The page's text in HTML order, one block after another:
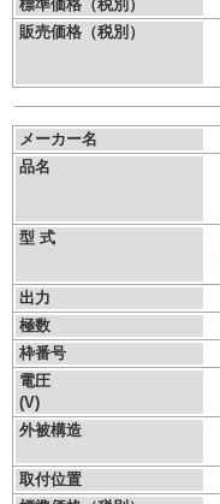
標準価格（税別）
販売価格（税別）
メーカー名
品名
型 式
出力
極数
枠番号
電圧
(V)
外被構造
取付位置